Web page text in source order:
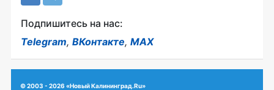
Подпишитесь на нас:
Telegram, ВКонтакте, MAX
© 2003 - 2026 «Новый Калининград.Ru»